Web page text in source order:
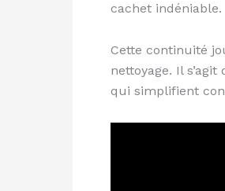
cachet indéniable.
Cette continuité
nettoyage. Il
qui simplifient